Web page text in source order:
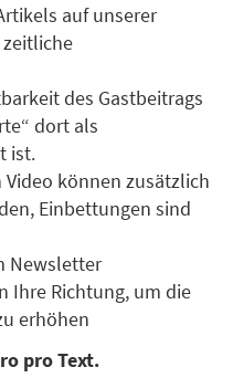
auf unserer
des Gastbeitrags
dort als
ist.
können zusätzlich
Einbettungen sind
Newsletter
Ihre Richtung, um die
erhöhen
pro Text.